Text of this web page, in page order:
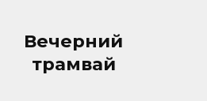
Вечерний
трамвай